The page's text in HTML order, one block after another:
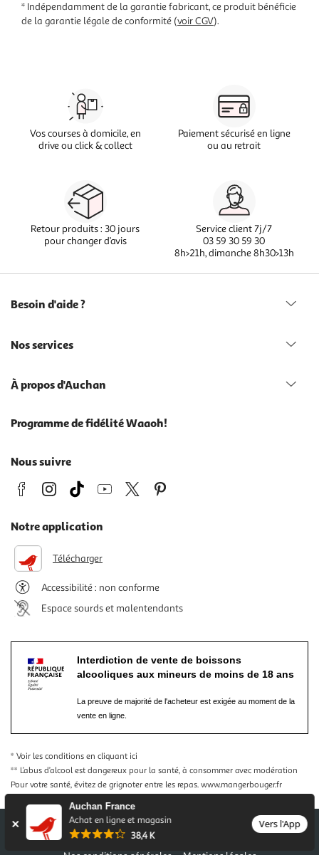
Auchan France
Achat en ligne et magasin
38,4 K
Vers l'App
* Indépendamment de la garantie fabricant, ce produit bénéficie
de la garantie légale de conformité (voir CGV).
Vos courses à domicile, en
drive ou click & collect
Paiement sécurisé en ligne
ou au retrait
Retour produits : 30 jours
pour changer d’avis
Service client 7j/7
03 59 30 59 30
8h>21h, dimanche 8h30>13h
Besoin d'aide ?
Nos services
À propos d'Auchan
Programme de fidélité Waaoh!
Nous suivre
Notre application
Télécharger
Accessibilité : non conforme
Espace sourds et malentendants
Interdiction de vente de boissons
alcooliques aux mineurs de moins de 18 ans
La preuve de majorité de l'acheteur est exigée au moment de la
vente en ligne.
* Voir les conditions en cliquant ici
** L’abus d’alcool est dangereux pour la santé, à consommer avec modération
Pour votre santé, évitez de grignoter entre les repas. www.mangerbouger.fr